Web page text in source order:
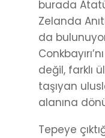
burada
Zelanda
da
değil, farklı
taşıyan
alanına
Tepeye